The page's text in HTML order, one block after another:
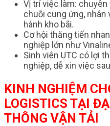
Vị trí việc làm:
chuỗi cung ứng, nhân
hành kho bãi.
Cơ hội thăng tiến
nghiệp lớn như
Sinh viên UTC có lợi
nghiệp, dễ xin việc
KINH NGHIỆM
LOGISTICS TẠI
THÔNG VẬN TẢI